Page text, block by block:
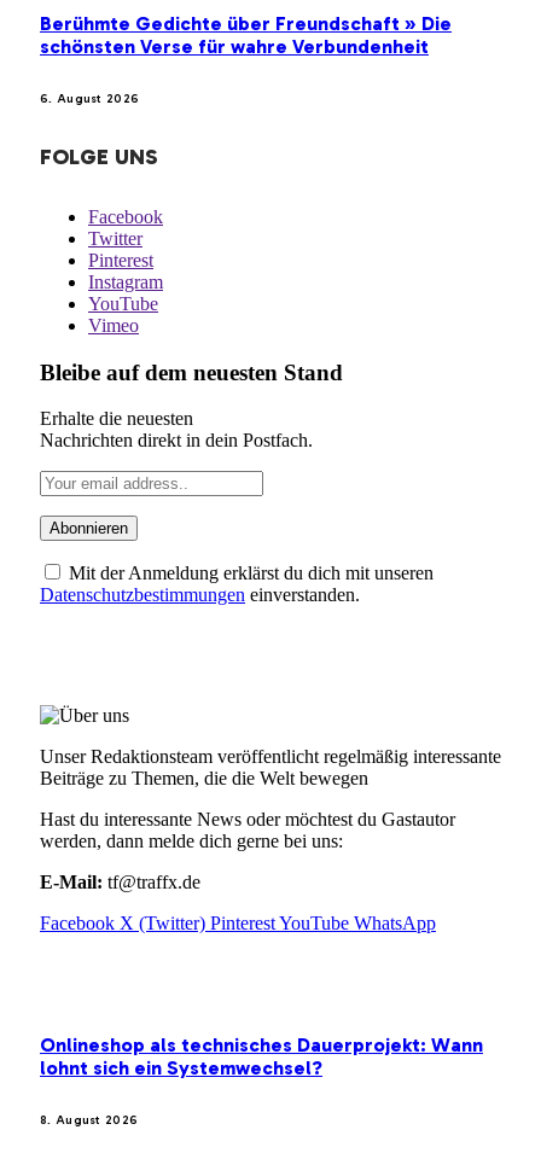
Berühmte Gedichte über Freundschaft » Die
schönsten Verse für wahre Verbundenheit
6. August 2026
FOLGE UNS
Facebook
Twitter
Pinterest
Instagram
YouTube
Vimeo
Bleibe auf dem neuesten Stand
Erhalte die neuesten
Nachrichten direkt in dein Postfach.
Mit der Anmeldung erklärst du dich mit unseren
Datenschutzbestimmungen einverstanden.
Unser Redaktionsteam veröffentlicht regelmäßig interessante
Beiträge zu Themen, die die Welt bewegen
Hast du interessante News oder möchtest du Gastautor
werden, dann melde dich gerne bei uns:
E-Mail: tf@traffx.de
Facebook X (Twitter) PinterestYouTube WhatsApp
Onlineshop als technisches Dauerprojekt: Wann
lohnt sich ein Systemwechsel?
8. August 2026